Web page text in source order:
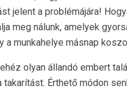
jelent a problémájára!
meg nálunk, amelyek
a munkahelye másnap
olyan állandó embert
takarítást. Érthető módon